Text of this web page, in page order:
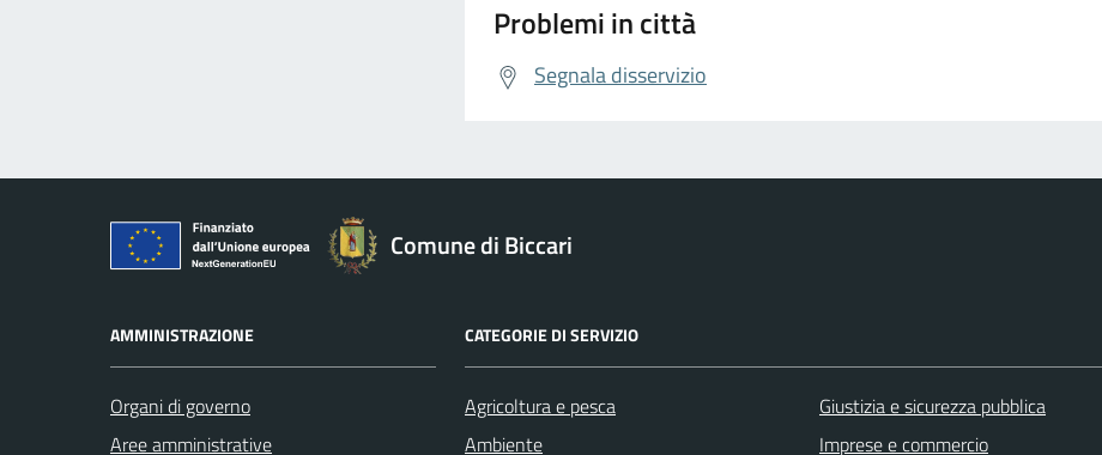
Problemi in città
Segnala disservizio
Comune di Biccari
AMMINISTRAZIONE
Organi di governo
Aree amministrative
CATEGORIE DI SERVIZIO
Agricoltura e pesca
Ambiente
Giustizia e sicurezza pubblica
Imprese e commercio